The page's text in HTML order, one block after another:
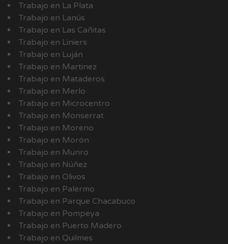
Trabajo en La Plata
Trabajo en Lanús
Trabajo en Las Cañitas
Trabajo en Liniers
Trabajo en Luján
Trabajo en Martinez
Trabajo en Mataderos
Trabajo en Merlo
Trabajo en Microcentro
Trabajo en Monserrat
Trabajo en Moreno
Trabajo en Morón
Trabajo en Munro
Trabajo en Núñez
Trabajo en Olivos
Trabajo en Palermo
Trabajo en Parque Chacabuco
Trabajo en Pompeya
Trabajo en Puerto Madero
Trabajo en Quilmes